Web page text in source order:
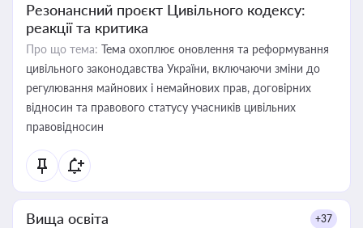
Резонансний проєкт Цивільного кодексу:
реакції та критика
Про що тема: Тема охоплює оновлення та реформування
цивільного законодавства України, включаючи зміни до
регулювання майнових і немайнових прав, договірних
відносин та правового статусу учасників цивільних
правовідносин
Вища освіта +37